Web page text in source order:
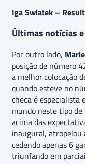
Iga Swiatek –
Últimas notícias
Por outro lado,
posição de número
a melhor colocação
quando esteve no
checa é especialista
mundo neste tipo
acima das
inaugural, atropelou
cedendo apenas 6
triunfando em